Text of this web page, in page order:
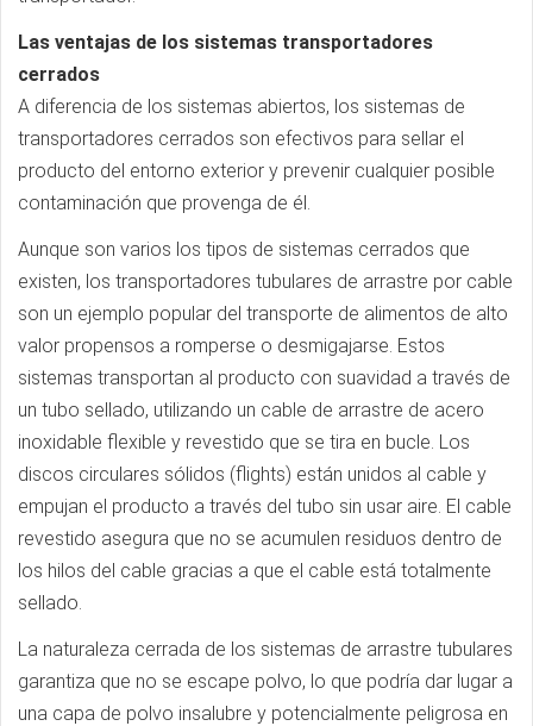
Las ventajas de los sistemas transportadores
cerrados
A diferencia de los sistemas abiertos, los sistemas de
transportadores cerrados son efectivos para sellar el
producto del entorno exterior y prevenir cualquier posible
contaminación que provenga de él.
Aunque son varios los tipos de sistemas cerrados que
existen, los transportadores tubulares de arrastre por cable
son un ejemplo popular del transporte de alimentos de alto
valor propensos a romperse o desmigajarse. Estos
sistemas transportan al producto con suavidad a través de
un tubo sellado, utilizando un cable de arrastre de acero
inoxidable flexible y revestido que se tira en bucle. Los
discos circulares sólidos (flights) están unidos al cable y
empujan el producto a través del tubo sin usar aire. El cable
revestido asegura que no se acumulen residuos dentro de
los hilos del cable gracias a que el cable está totalmente
sellado.
La naturaleza cerrada de los sistemas de arrastre tubulares
garantiza que no se escape polvo, lo que podría dar lugar a
una capa de polvo insalubre y potencialmente peligrosa en